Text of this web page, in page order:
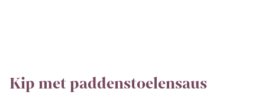
Kip met paddenstoelensaus